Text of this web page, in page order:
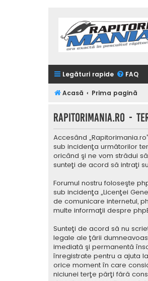
Legături rapide FAQ
Acasă Prima pagină
Rapitorimania.ro -
Accesând
sub incidenţa următorilor
oricând şi ne vom strădui
sunteţi de acord să intraţi
Forumul nostru foloseşte
sub incidenţa „Licenţei
de comunicare internetul,
multe informaţii despre
Sunteţi de acord să nu
legale ale ţării
imediată şi permanentă
înregistrate pentru a ajuta
orice moment în care
niciunei terţe părţi fără